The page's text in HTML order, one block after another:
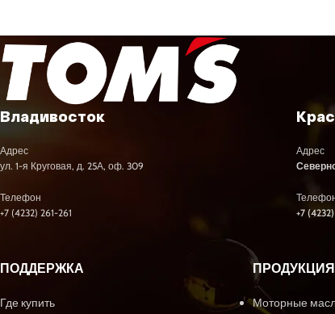
Владивосток
Адрес
ул. 1-я Круговая, д. 25А, оф. 309
Телефон
+7 (4232) 261-261
Адрес
+7
ПОДДЕРЖКА
Где купить
ПРОДУКЦИЯ
Моторные